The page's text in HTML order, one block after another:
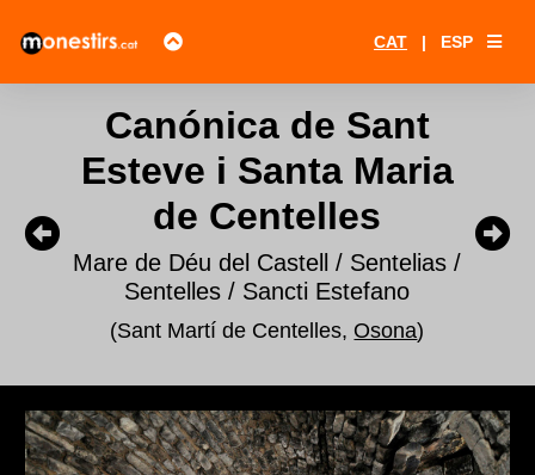
CAT | ESP
Canónica de Sant
Esteve i Santa Maria
de Centelles
Mare de Déu del Castell / Sentelias /
Sentelles / Sancti Estefano
(Sant Martí de Centelles, Osona)